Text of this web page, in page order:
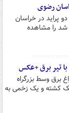
رضوی
پراید در خراسان
به فوت ۸ نفر شد را مشاهده
با تیر چراغ برق وسط بزرگراه
کشته و یک زخمی به